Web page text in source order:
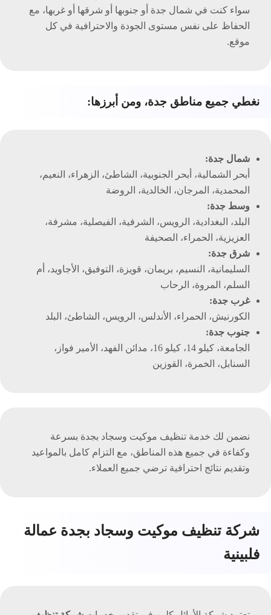
سواء كنت في شمال جدة أو جنوبها أو شرقها أو غربها، مع
الحفاظ على نفس مستوى الجودة والاحترافية في كل
موقع.
نغطي جميع مناطق جدة، ومن أبرزها:
شمال جدة:
أبحر الشمالية، أبحر الجنوبية، الشاطئ، الزهراء، النعيم،
المحمدية، المرجان، الخالدية، الروضة
وسط جدة:
البلد، البغدادية، الرويس، الشرفية، الفيصلية، مشرفة،
العزيزية، الحمراء، الصحيفة
شرق جدة:
السليمانية، النسيم، بريمان، قويزة، التوفيق، الأجاويد، أم
السلم، المروة، الرحاب
غرب جدة:
الكورنيش، الحمراء، الأندلس، الرويس، الشاطئ، البلد
جنوب جدة:
الجامعة، كيلو 14، كيلو 16، مدائن الفهد، الأمير فواز،
السنابل، الخمرة، القوزين
نضمن لك خدمة تنظيف موكيت وسجاد بجدة بسرعة
وكفاءة في جميع هذه المناطق، مع التزام كامل بالمواعيد
وتقديم نتائج احترافية ترضي جميع العملاء.
شركة تنظيف موكيت وسجاد بجدة عمالة
فلبينية